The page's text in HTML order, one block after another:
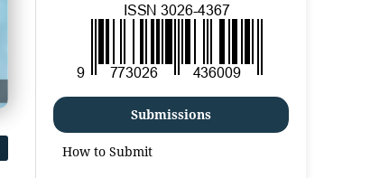
Submissions
How to Submit